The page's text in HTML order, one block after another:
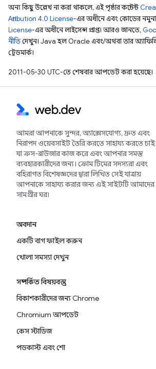
অন্য কিছু উল্লেখ না করা থাকলে, এই পৃষ্ঠার কন্টেন্ট
Attribution 4.0 License-এর অধীনে এবং কোডের
License-এর অধীনে লাইসেন্স প্রাপ্ত। আরও জানতে,
নীতিদেখুন। Java হল Oracle এবং/অথবা তার
ট্রেডমার্ক।
2011-05-30 UTC-তে শেষবার আপডেট করা হয়েছে।
আমরা আপনাকে সুন্দর, অ্যাক্সেসযোগ্য, দ্রুত এবং
নিরাপদ ওয়েবসাইট তৈরি করতে সাহায্য করতে চাই
যা ক্রস-ব্রাউজার কাজ করে এবং আপনার সমস্ত
ব্যবহারকারীদের জন্য। ক্রোম টিমের সদস্যরা এবং
বহিরাগত বিশেষজ্ঞদের দ্বারা লিখিত সেই যাত্রায়
আপনাকে সাহায্য করার জন্য এই সাইটটি আমাদের
সামগ্রীর ঘর৷
অবদান
একটি বাগ ফাইল করুন
খোলা সমস্যা দেখুন
সম্পর্কিত বিষয়বস্তু
বিকাশকারীদের জন্য Chrome
Chromium আপডেট
কেস স্টাডিজ
পডকাস্ট এবং শো